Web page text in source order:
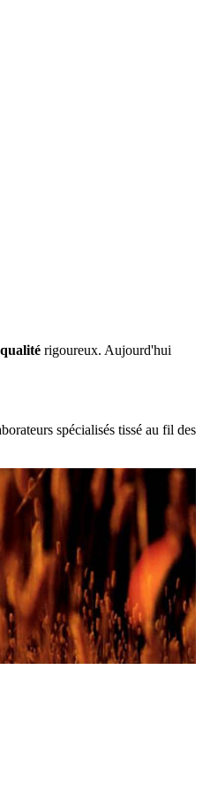
qualité rigoureux. Aujourd'hui
spécialisés tissé au fil des